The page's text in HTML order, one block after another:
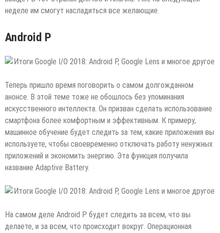
неделе им смогут насладиться все желающие.
Android P
Теперь пришло время поговорить о самом долгожданном
анонсе. В этой теме тоже не обошлось без упоминания
искусственного интеллекта. Он призван сделать использование
смартфона более комфортным и эффективным. К примеру,
машинное обучение будет следить за тем, какие приложения вы
используете, чтобы своевременно отключать работу ненужных
приложений и экономить энергию. Эта функция получила
название Adaptive Battery.
На самом деле Android P будет следить за всем, что вы
делаете, и за всем, что происходит вокруг. Операционная